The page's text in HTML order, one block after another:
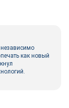
как новый